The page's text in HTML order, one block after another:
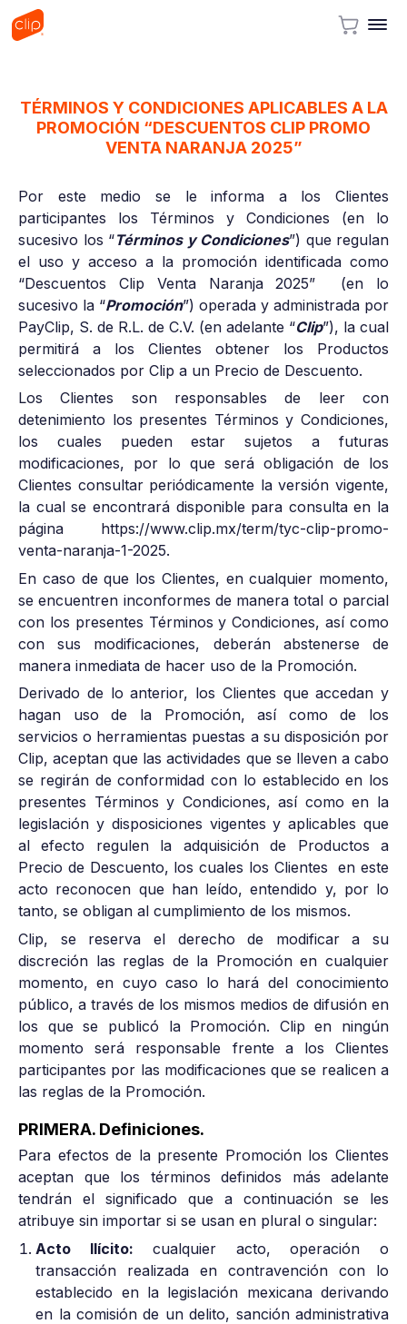
TÉRMINOS Y CONDICIONES APLICABLES A LA
PROMOCIÓN “DESCUENTOS CLIP PROMO
VENTA NARANJA 2025”
Por este medio se le informa a los Clientes
participantes los Términos y Condiciones (en lo
sucesivo los “Términos y Condiciones”) que regulan
el uso y acceso a la promoción identificada como
“Descuentos Clip Venta Naranja 2025” (en lo
sucesivo la “Promoción”) operada y administrada por
PayClip, S. de R.L. de C.V. (en adelante “Clip”), la cual
permitirá a los Clientes obtener los Productos
seleccionados por Clip a un Precio de Descuento.
Los Clientes son responsables de leer con
detenimiento los presentes Términos y Condiciones,
los cuales pueden estar sujetos a futuras
modificaciones, por lo que será obligación de los
Clientes consultar periódicamente la versión vigente,
la cual se encontrará disponible para consulta en la
página https://www.clip.mx/term/tyc-clip-promo-
venta-naranja-1-2025.
En caso de que los Clientes, en cualquier momento,
se encuentren inconformes de manera total o parcial
con los presentes Términos y Condiciones, así como
con sus modificaciones, deberán abstenerse de
manera inmediata de hacer uso de la Promoción.
Derivado de lo anterior, los Clientes que accedan y
hagan uso de la Promoción, así como de los
servicios o herramientas puestas a su disposición por
Clip, aceptan que las actividades que se lleven a cabo
se regirán de conformidad con lo establecido en los
presentes Términos y Condiciones, así como en la
legislación y disposiciones vigentes y aplicables que
al efecto regulen la adquisición de Productos a
Precio de Descuento, los cuales los Clientes en este
acto reconocen que han leído, entendido y, por lo
tanto, se obligan al cumplimiento de los mismos.
Clip, se reserva el derecho de modificar a su
discreción las reglas de la Promoción en cualquier
momento, en cuyo caso lo hará del conocimiento
público, a través de los mismos medios de difusión en
los que se publicó la Promoción. Clip en ningún
momento será responsable frente a los Clientes
participantes por las modificaciones que se realicen a
las reglas de la Promoción.
PRIMERA. Definiciones.
Para efectos de la presente Promoción los Clientes
aceptan que los términos definidos más adelante
tendrán el significado que a continuación se les
atribuye sin importar si se usan en plural o singular:
Acto Ilícito: cualquier acto, operación o
transacción realizada en contravención con lo
establecido en la legislación mexicana derivando
en la comisión de un delito, sanción administrativa